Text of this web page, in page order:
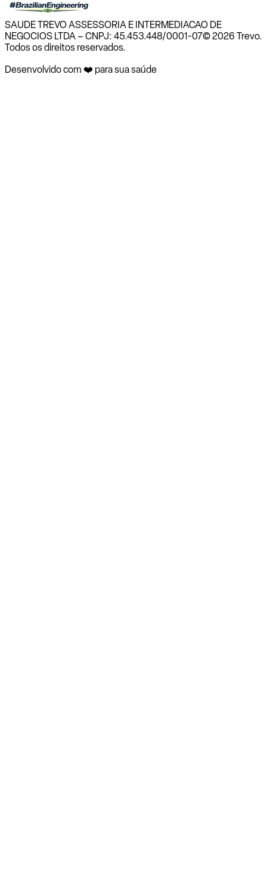
SAUDE TREVO ASSESSORIA E INTERMEDIACAO DE
NEGOCIOS LTDA – CNPJ: 45.453.448/0001-07© 2026 Trevo.
Todos os direitos reservados.
Desenvolvido com ❤️ para sua saúde